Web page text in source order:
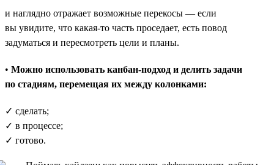
и наглядно отражает возможные перекосы — если
вы увидите, что какая-то часть проседает, есть повод
задуматься и пересмотреть цели и планы.
• Можно использовать канбан-подход и делить задачи
по стадиям, перемещая их между колонками:
✓ сделать;
✓ в процессе;
✓ готово.